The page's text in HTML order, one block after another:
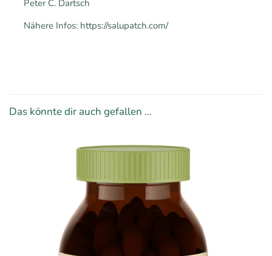
Peter C. Dartsch
Nähere Infos: https://salupatch.com/
Das könnte dir auch gefallen …